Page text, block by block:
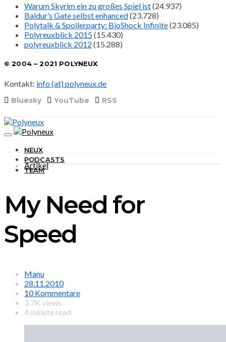
Warum Skyrim ein zu großes Spiel ist(24.937)
Baldur’s Gate selbst enhanced(23.728)
Polytalk & Spoilerparty: BioShock Infinite(23.085)
Polyreuxblick 2015(15.430)
polyreuxblick 2012 (15.288)
© 2004 – 2021 POLYNEUX
Kontakt: info (at) polyneux.de
Bluesky YouTube RSS
NEUX
PODCASTS
TEAM
Artikel
My Need for
Speed
Manu
28.11.2010
10 Kommentare
3.7K views
4 minute read